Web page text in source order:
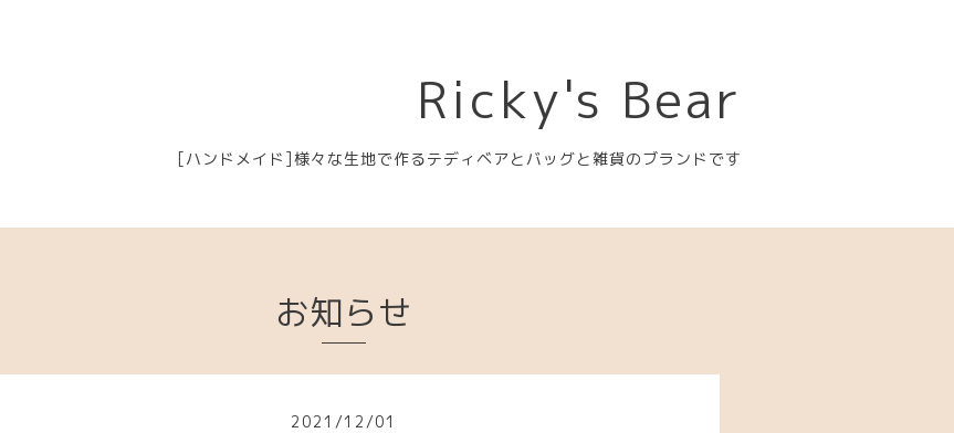
Ricky's Bear
[ハンドメイド]様々な生地で作るテディベアとバッグと雑貨のブランドです
お知らせ
2021 /12 /01